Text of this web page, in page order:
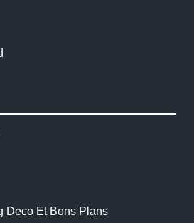
Deco Et Bons Plans